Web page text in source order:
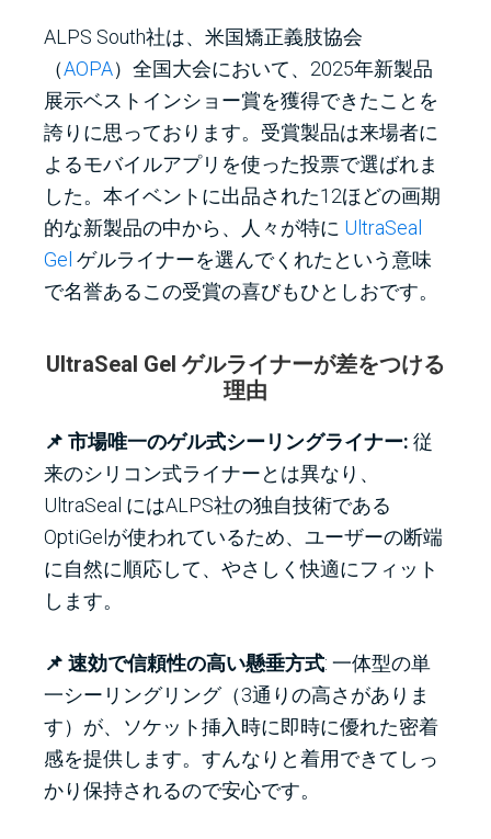
ALPS South社は、米国矯正義肢協会
（AOPA）全国大会において、2025年新製品
展示ベストインショー賞を獲得できたことを
誇りに思っております。受賞製品は来場者に
よるモバイルアプリを使った投票で選ばれま
した。本イベントに出品された12ほどの画期
的な新製品の中から、人々が特に UltraSeal
Gel ゲルライナーを選んでくれたという意味
で名誉あるこの受賞の喜びもひとしおです。
UltraSeal Gel ゲルライナーが差をつける
理由
📌 市場唯一のゲル式シーリングライナー: 従
来のシリコン式ライナーとは異なり、
UltraSeal にはALPS社の独自技術である
OptiGelが使われているため、ユーザーの断端
に自然に順応して、やさしく快適にフィット
します。
📌 速効で信頼性の高い懸垂方式: 一体型の単
一シーリングリング（3通りの高さがありま
す）が、ソケット挿入時に即時に優れた密着
感を提供します。すんなりと着用できてしっ
かり保持されるので安心です。